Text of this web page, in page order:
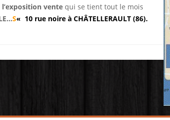
l’exposition vente qui se tient tout le mois
S« 10 rue noire à CHÂTELLERAULT (86).